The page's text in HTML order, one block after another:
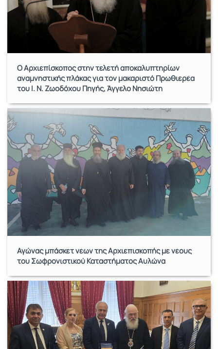
Ο Αρχιεπίσκοπος στην τελετή αποκαλυπτηρίων
αναμνηστικής πλάκας για τον μακαριστό Πρωθιερέα
του Ι. Ν. Ζωοδόχου Πηγής, Άγγελο Νησιώτη
Αγώνας μπάσκετ νέων της Αρχιεπισκοπής με νέους
του Σωφρονιστικού Καταστήματος Αυλώνα